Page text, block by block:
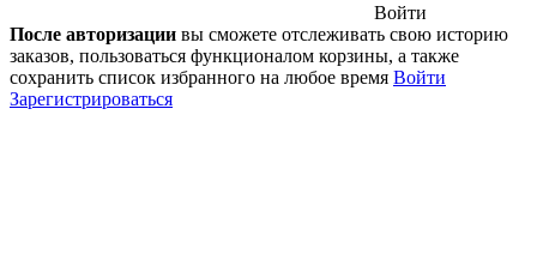
Войти
После авторизации вы сможете отслеживать свою историю
заказов, пользоваться функционалом корзины, а также
сохранить список избранного на любое время Войти
Зарегистрироваться